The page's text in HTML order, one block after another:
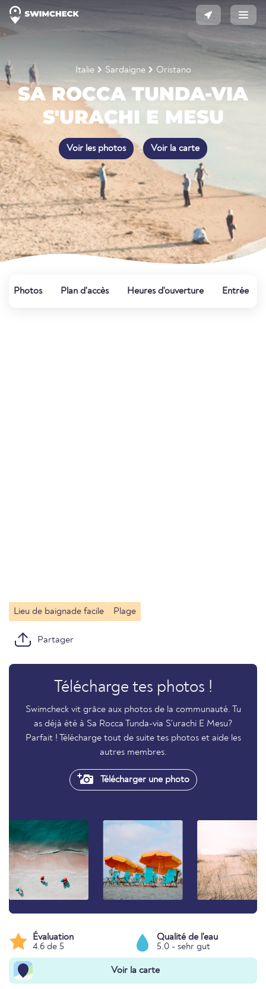
Italie Sardaigne Oristano
SA ROCCA TUNDA-VIA
S'URACHI E MESU
Voir les photos Voir la carte
Photos Plan d'accès Heures d'ouverture Entrée
Lieu de baignade facile Plage
Partager
Télécharge tes photos !
Swimcheck vit grâce aux photos de la communauté. Tu
as déjà été à Sa Rocca Tunda-via S'urachi E Mesu?
Parfait ! Télécharge tout de suite tes photos et aide les
autres membres.
Télécharger une photo
Évaluation
4.6 de 5
Qualité de l'eau
5.0 - sehr gut
Voir la carte